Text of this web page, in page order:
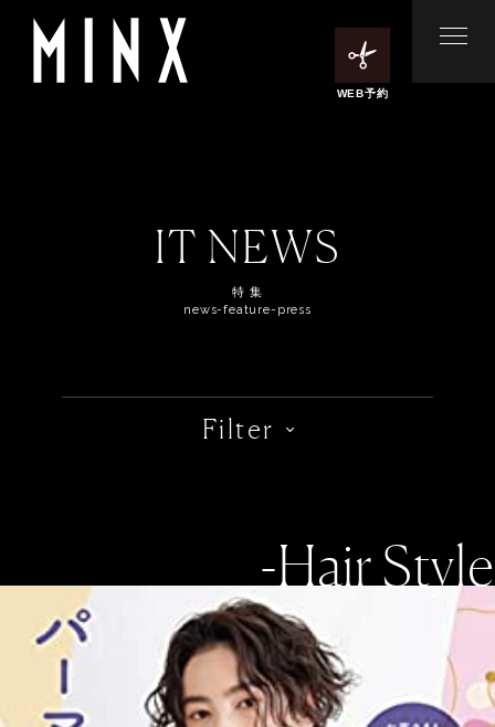
WEB予約
IT NEWS
特 集
news-feature-press
Filter
-Hair Style